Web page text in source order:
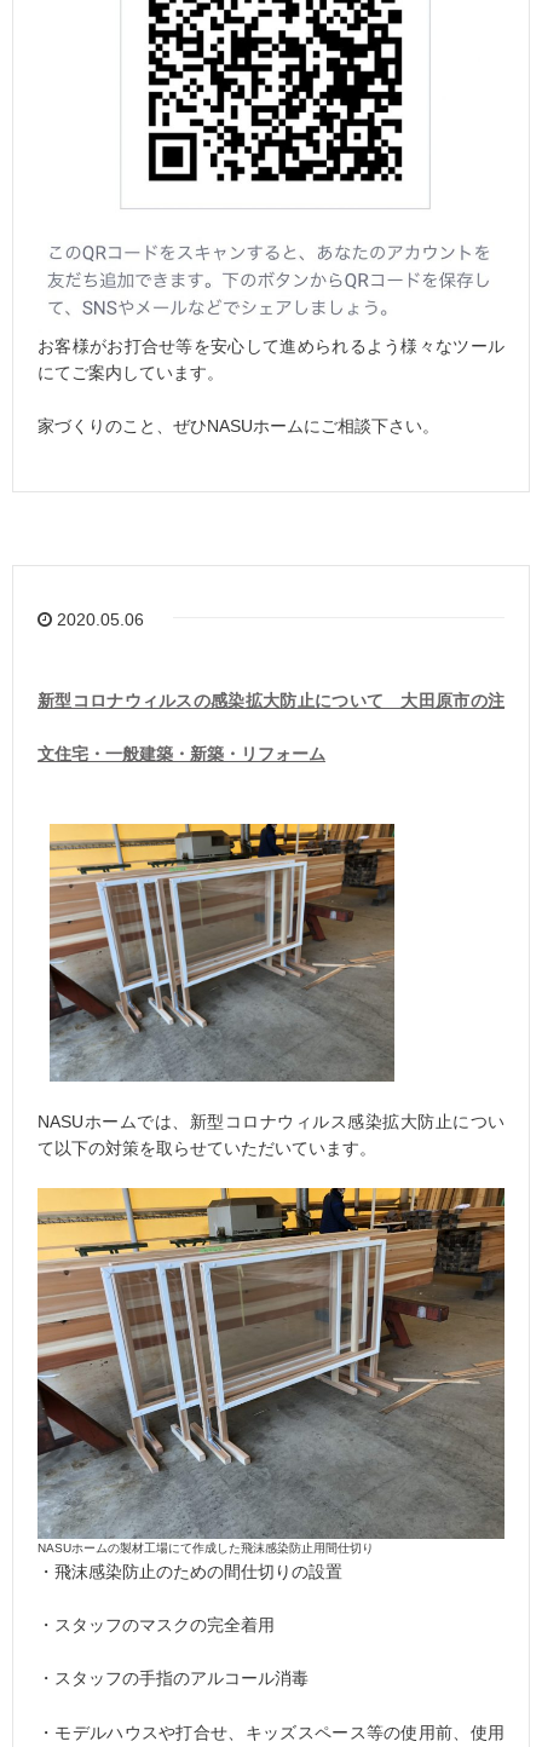
お客様がお打合せ等を安心して進められるよう様々なツール
にてご案内しています。
家づくりのこと、ぜひNASUホームにご相談下さい。
2020.05.06
新型コロナウィルスの感染拡大防止について 大田原市の注
文住宅・一般建築・新築・リフォーム
NASUホームでは、新型コロナウィルス感染拡大防止につい
て以下の対策を取らせていただいています。
NASUホームの製材工場にて作成した飛沫感染防止用間仕切り
・飛沫感染防止のための間仕切りの設置
・スタッフのマスクの完全着用
・スタッフの手指のアルコール消毒
・モデルハウスや打合せ、キッズスペース等の使用前、使用